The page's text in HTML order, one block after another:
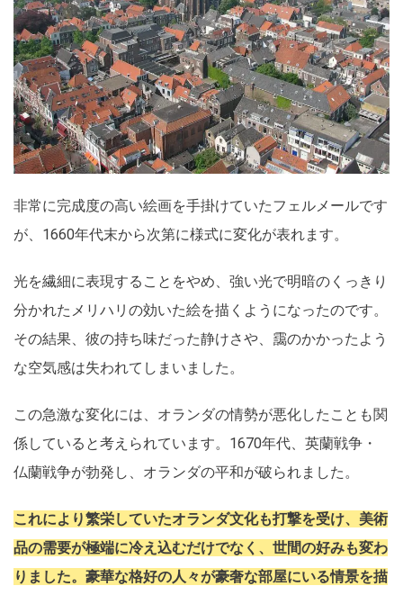
非常に完成度の高い絵画を手掛けていたフェルメールです
が、1660年代末から次第に様式に変化が表れます。
光を繊細に表現することをやめ、強い光で明暗のくっきり
分かれたメリハリの効いた絵を描くようになったのです。
その結果、彼の持ち味だった静けさや、靄のかかったよう
な空気感は失われてしまいました。
この急激な変化には、オランダの情勢が悪化したことも関
係していると考えられています。1670年代、英蘭戦争・
仏蘭戦争が勃発し、オランダの平和が破られました。
これにより繁栄していたオランダ文化も打撃を受け、美術
品の需要が極端に冷え込むだけでなく、世間の好みも変わ
りました。豪華な格好の人々が豪奢な部屋にいる情景を描